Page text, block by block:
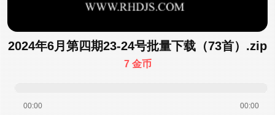
2024年6月第四期23-24号批量下载（73首）.zip
7 金币
00:00 00:00